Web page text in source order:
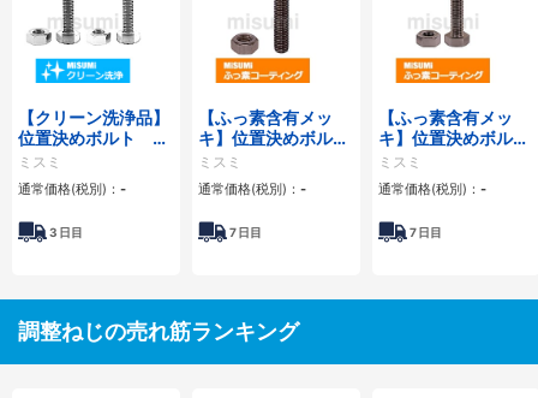
【クリーン洗浄品】
位置決めボルト ね
じ先端Ｒタイプ
ミスミ
通常価格(税別)： -
3 日目
【ふっ素含有メッ
キ】位置決めボルト
頭部Rタイプ
ミスミ
通常価格(税別)： -
7日目
【ふっ素含有メッ
キ】位置決めボル
ト ねじ先端Ｒタイ
プ
ミスミ
通常価格(税別)： -
7日目
調整ねじの売れ筋ランキング